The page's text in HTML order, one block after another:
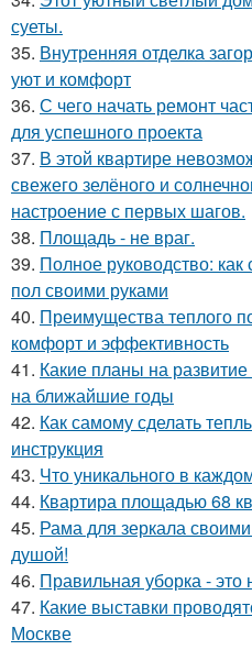
суеты.
35. Внутренняя отделка
уют и комфорт
36. С чего начать ремонт
для успешного проекта
37. В этой квартире
свежего зелёного и
настроение с первых шагов.
38. Площадь - не враг.
39. Полное руководство:
пол своими руками
40. Преимущества теплого
комфорт и эффективность
41. Какие планы на
на ближайшие годы
42. Как самому сделать
инструкция
43. Что уникального в
44. Квартира площадью 68
45. Рама для зеркала
душой!
46. Правильная уборка - это
47. Какие выставки
Москве